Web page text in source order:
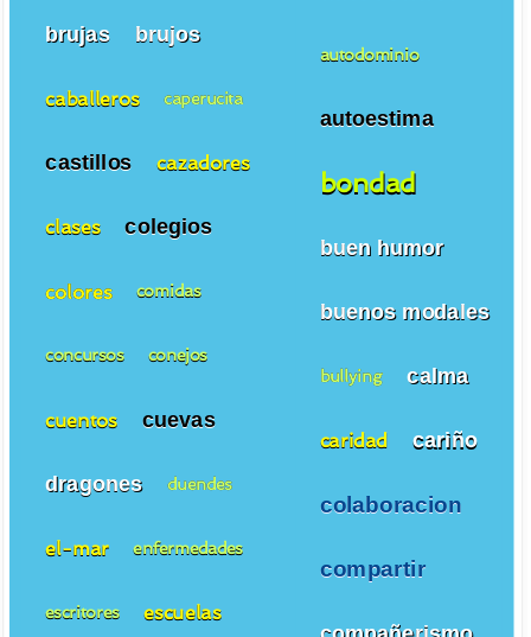
autodominio
autoestima
bondad
buen humor
buenos modales
bullying calma
caridad cariño
colaboracion
compartir
brujas brujos
caballeros caperucita
castillos cazadores
clases colegios
colores comidas
concursos conejos
cuentos cuevas
dragones duendes
el-mar enfermedades
escritores escuelas